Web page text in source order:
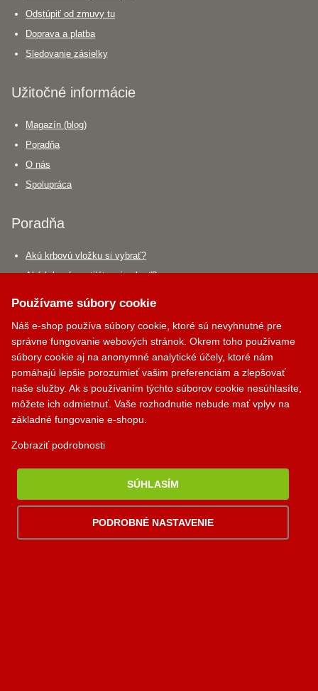
Odstúpiť od zmuvy tu
Doprava a platba
Sledovanie zásielky
Užitočné informácie
Magazín (blog)
Poradňa
O nás
Spolupráca
Poradňa
Akú krbovú vložku si vybrať?
Aký krbový ventilátor si vybrať?
Aký dymovod si vybrať?
Kontakty
PALOMINO KRBY, s.r.o.
Komjatná 210
okr. Ružomberok, 034 96
0948 949 949
po-pi 8:00-18:00 hod.
palomino@palomino.sk
Možnosti dopravy
Používame súbory cookie
Náš e-shop používa súbory cookie, ktoré sú nevyhnutné pre
správne fungovanie webových stránok. Okrem toho používame
súbory cookie aj na anonymné analytické účely, ktoré nám
pomáhajú lepšie porozumieť vašim preferenciám a zlepšovať
naše služby. Ak s používaním týchto súborov cookie nesúhlasíte,
môžete ich odmietnuť. Vaše rozhodnutie nebude mať vplyv na
základné fungovanie e-shopu.
Zobraziť podrobnosti
SÚHLASÍM
PODROBNÉ NASTAVENIE
Krbík
Inteligentný krbový asistent